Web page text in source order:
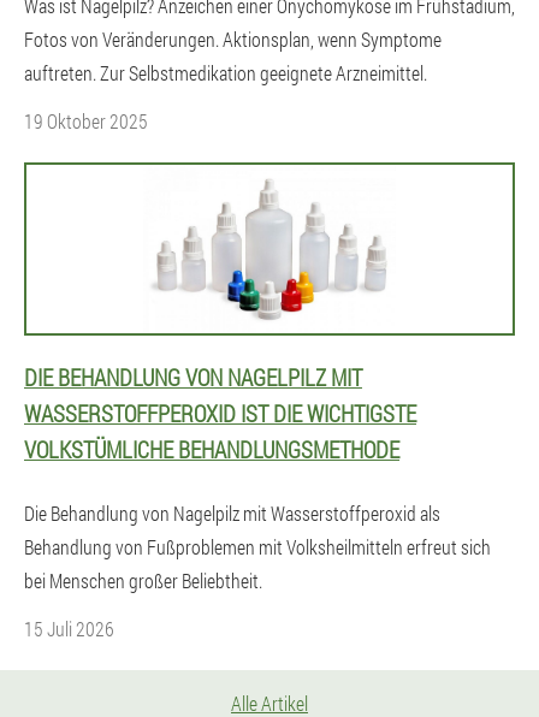
Was ist Nagelpilz? Anzeichen einer Onychomykose im Frühstadium,
Fotos von Veränderungen. Aktionsplan, wenn Symptome
auftreten. Zur Selbstmedikation geeignete Arzneimittel.
19 Oktober 2025
DIE BEHANDLUNG VON NAGELPILZ MIT
WASSERSTOFFPEROXID IST DIE WICHTIGSTE
VOLKSTÜMLICHE BEHANDLUNGSMETHODE
Die Behandlung von Nagelpilz mit Wasserstoffperoxid als
Behandlung von Fußproblemen mit Volksheilmitteln erfreut sich
bei Menschen großer Beliebtheit.
15 Juli 2026
Alle Artikel